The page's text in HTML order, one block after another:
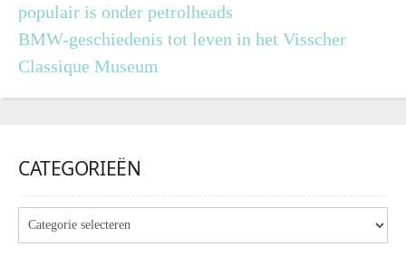
populair is onder petrolheads
BMW-geschiedenis tot leven in het Visscher
Classique Museum
CATEGORIEËN